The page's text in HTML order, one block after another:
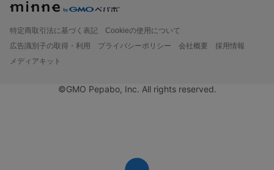
特定商取引法に基づく表記
Cookieの使用について
広告識別子の取得・利用
プライバシーポリシー 会社概要
採用情報
メディアキット
©GMO Pepabo, Inc. All rights reserved.